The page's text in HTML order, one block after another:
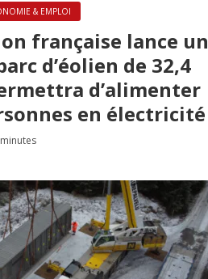
& EMPLOI
française lance un
d’éolien de 32,4
d’alimenter
en électricité